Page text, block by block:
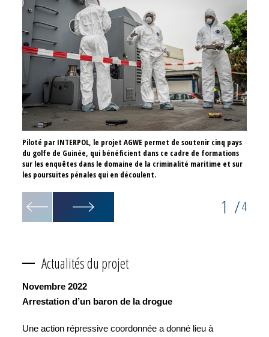
Piloté par INTERPOL, le projet AGWE permet de soutenir cinq pays
du golfe de Guinée, qui bénéficient dans ce cadre de formations
sur les enquêtes dans le domaine de la criminalité maritime et sur
les poursuites pénales qui en découlent.
1 /4
Actualités du projet
Novembre 2022
Arrestation d’un baron de la drogue
Une action répressive coordonnée a donné lieu à